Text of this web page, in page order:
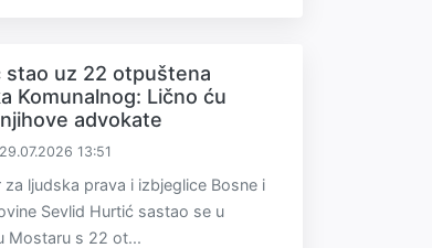
stao uz 22 otpuštena
Komunalnog: Lično ću
advokate
29.07.2026 13:51
za ljudska prava i izbjeglice Bosne i
Sevlid Hurtić sastao se u
Mostaru s 22 ot...